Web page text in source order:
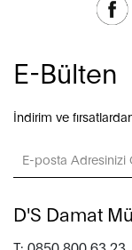
E-Bülten
İndirim ve
D'S Damat